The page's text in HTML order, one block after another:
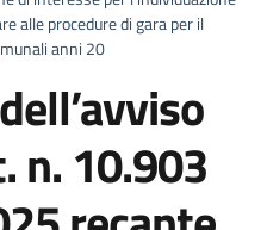
alle procedure di gara per il
anni 20
n. 10.903